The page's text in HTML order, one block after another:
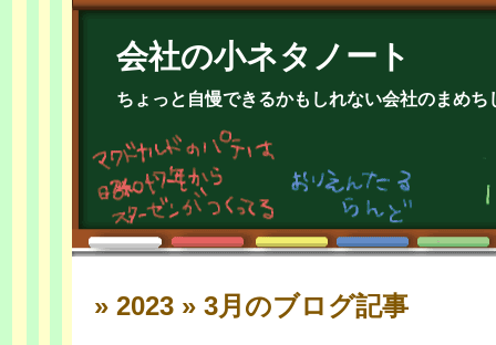
会社の小ネタノート
ちょっと自慢できるかもしれない会社のまめち
» 2023 » 3月 のブログ記事